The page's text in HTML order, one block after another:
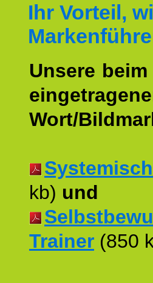
Ihr Vorteil,
Unsere
Wort/
kb) und
Trainer (850